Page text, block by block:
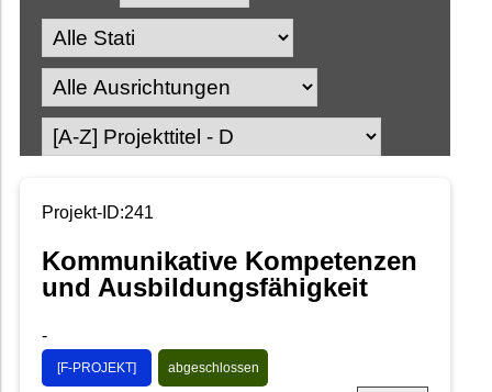
Projekt-ID:241
Kommunikative Kompetenzen
und Ausbildungsfähigkeit
-
[F-PROJEKT] abgeschlossen